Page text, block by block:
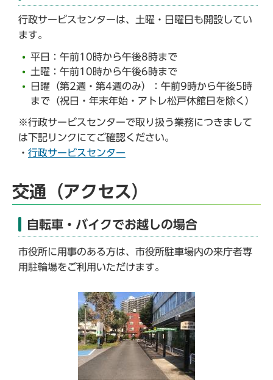
行政サービスセンターは、土曜・日曜日も開設してい
ます。
平日：午前10時から午後8時まで
土曜：午前10時から午後6時まで
日曜（第2週・第4週のみ）：午前9時から午後5時
まで（祝日・年末年始・アトレ松戸休館日を除く）
※行政サービスセンターで取り扱う業務につきまして
は下記リンクにてご確認ください。
・ 行政サービスセンター
交通（アクセス）
自転車・バイクでお越しの場合
市役所に用事のある方は、市役所駐車場内の来庁者専
用駐輪場をご利用いただけます。